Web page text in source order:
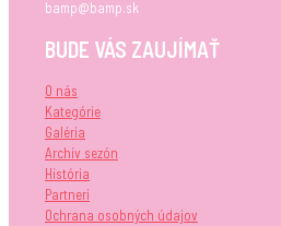
bamp@bamp.sk
BUDE VÁS ZAUJÍMAŤ
O nás
Kategórie
Galéria
Archív sezón
História
Partneri
Ochrana osobných údajov